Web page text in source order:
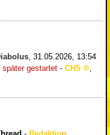
, 31.05.2026, 13:54
gestartet - CHS
,